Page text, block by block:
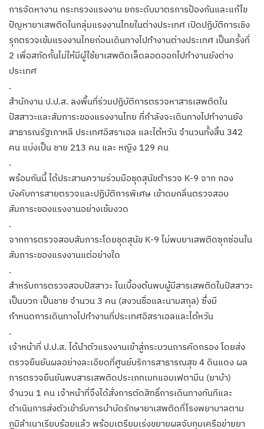
การจัดหางาน กระทรวงแรงงาน ยกระดับมาตรการป้องกันและแก้ไข
ปัญหายาเสพติดในกลุ่มแรงงานไทยในต่างประเทศ เปิดปฏิบัติการเชิง
รุกตรวจเข้มแรงงานไทยก่อนเดินทางไปทำงานต่างประเทศ เป็นครั้งที่
2 เพื่อสกัดกั้นไม่ให้มีผู้ใช้ยาเสพติดเล็ดลอดออกไปทำงานยังต่าง
ประเทศ
.
สำนักงาน ป.ป.ส. ลงพื้นที่ร่วมปฏิบัติการตรวจหาสารเสพติดใน
ปัสสาวะและสัมภาระของแรงงานไทย ที่กำลังจะเดินทางไปทำงานยัง
สาธารณรัฐเกาหลี ประเทศอิสราเอล และไต้หวัน จำนวนทั้งสิ้น 342
คน แบ่งเป็น ชาย 213 คน และ หญิง 129 คน
.
พร้อมกันนี้ ได้ประสานความร่วมมือชุดสุนัขตำรวจ K-9 จาก กอง
บังคับการสายตรวจและปฏิบัติการพิเศษ เข้าดมกลิ่นตรวจสอบ
สัมภาระของแรงงานอย่างเข้มงวด
.
จากการตรวจสอบสัมภาระโดยชุดสุนัข K-9 ไม่พบยาเสพติดซุกซ่อนใน
สัมภาระของแรงงานแต่อย่างใด
.
สำหรับการตรวจสอบปัสสาวะ ในเบื้องต้นพบผู้มีสารเสพติดในปัสสาวะ
เป็นบวก เป็นชาย จำนวน 3 คน (สงวนชื่อและนามสกุล) ซึ่งมี
กำหนดการเดินทางไปทำงานที่ประเทศอิสราเอลและไต้หวัน
.
เจ้าหน้าที่ ป.ป.ส. ได้นำตัวแรงงานเข้าสู่กระบวนการคัดกรอง โดยส่ง
ตรวจยืนยันผลอย่างละเอียดที่ศูนย์บริการสาธารณสุข 4 ดินแดง ผล
การตรวจยืนยันพบสารเสพติดประเภทเมทแอมเฟตามีน (ยาบ้า)
จำนวน 1 คน เจ้าหน้าที่จึงได้สั่งการตัดสิทธิ์การเดินทางทันทีและ
ดำเนินการส่งตัวเข้ารับการบำบัดรักษายาเสพติดที่โรงพยาบาลตาม
ภูมิลำเนาเรียบร้อยแล้ว พร้อมเตรียมเร่งขยายผลจับกุมเครือข่ายยา